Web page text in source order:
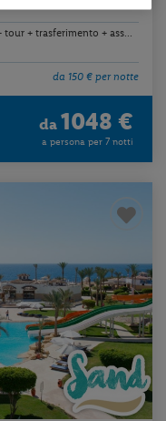
+ trasferimento + ass...
da 150 € per notte
da 1048 €
a persona per 7 notti